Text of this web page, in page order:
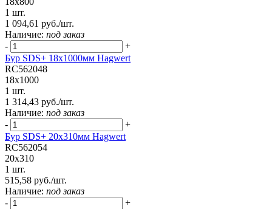
1 шт.
1 094,61 руб./шт.
Наличие: под заказ
-
+
Бур SDS+ 18х1000мм Hagwert
RC562048
18x1000
1 шт.
1 314,43 руб./шт.
Наличие: под заказ
-
+
Бур SDS+ 20х310мм Hagwert
RC562054
20x310
1 шт.
515,58 руб./шт.
Наличие: под заказ
-
+